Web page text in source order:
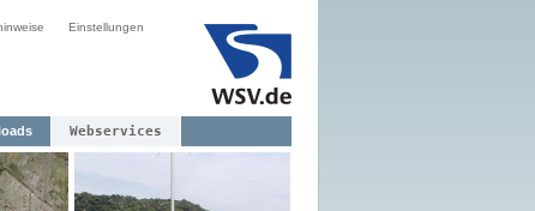
Einstellungen
Webservices